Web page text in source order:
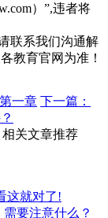
）”,违者将
联系我们沟通解
教育官网为准！
一章 下一篇：
关文章推荐
这就对了!
要注意什么？